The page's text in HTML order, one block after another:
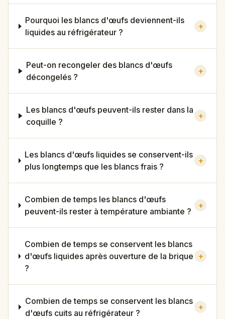
Pourquoi les blancs d'œufs deviennent-ils
liquides au réfrigérateur ?
+
Peut-on recongeler des blancs d'œufs
décongelés ?
+
Les blancs d'œufs peuvent-ils rester dans la
coquille ?
+
Les blancs d'œufs liquides se conservent-ils
plus longtemps que les blancs frais ?
+
Combien de temps les blancs d'œufs
peuvent-ils rester à température ambiante ?
+
Combien de temps se conservent les blancs
d'œufs liquides après ouverture de la brique
?
+
Combien de temps se conservent les blancs
d'œufs cuits au réfrigérateur ?
+